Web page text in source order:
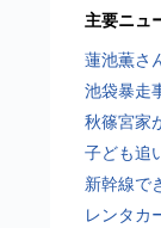
主要ニュ
蓮池薫さ
池袋暴走
秋篠宮家
子ども追
新幹線で
レンタカ